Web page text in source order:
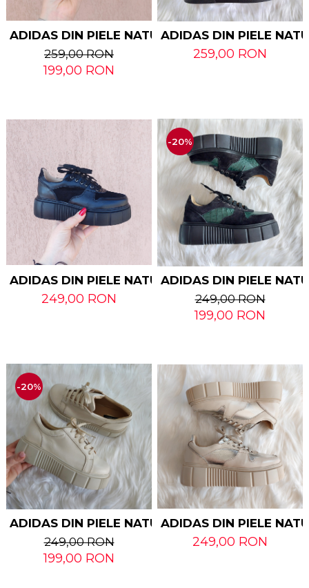
ADIDAS DIN PIELE NATURALA ASTY
259,00 RON
199,00 RON
ADIDAS DIN PIELE
259,00 RON
ADIDAS DIN PIELE NATURALA GIULIA
249,00 RON
-20%
ADIDAS DIN PIELE
249,00 RON
199,00 RON
-20%
ADIDAS DIN PIELE NATURALA GIULIA
249,00 RON
199,00 RON
ADIDAS DIN PIELE
249,00 RON